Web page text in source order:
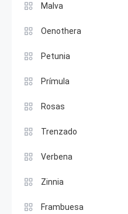
Malva
Oenothera
Petunia
Prímula
Rosas
Trenzado
Verbena
Zinnia
Frambuesa